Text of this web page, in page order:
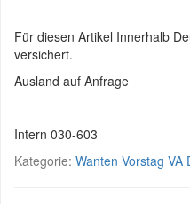
Für diesen Artikel Innerhalb
versichert.
Ausland auf Anfrage
Intern 030-603
Kategorie: Wanten Vorstag VA